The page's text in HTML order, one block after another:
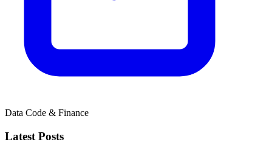
Data Code & Finance
Latest Posts